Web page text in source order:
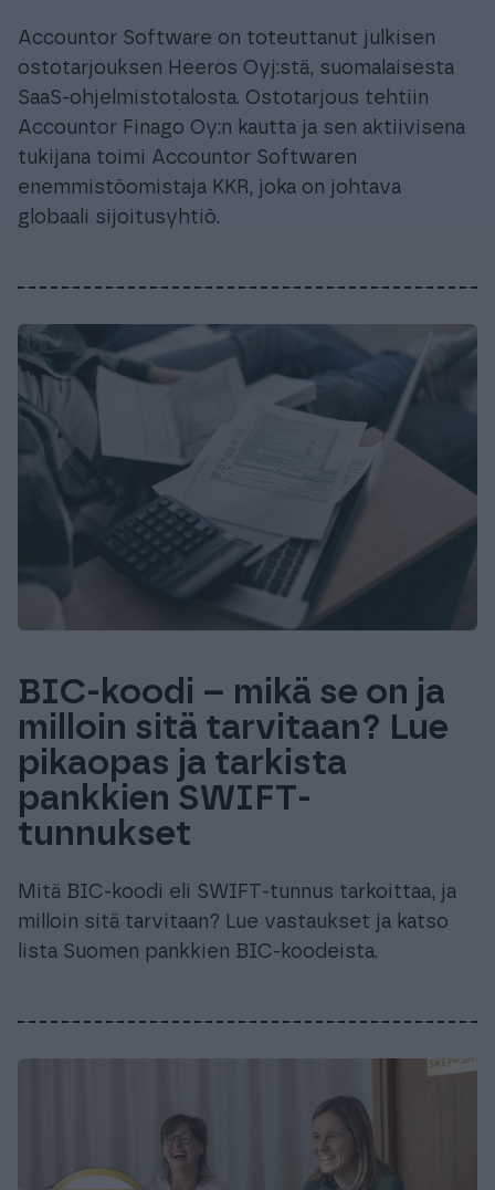
Accountor Software on toteuttanut julkisen
ostotarjouksen Heeros Oyj:stä, suomalaisesta
SaaS-ohjelmistotalosta. Ostotarjous tehtiin
Accountor Finago Oy:n kautta ja sen aktiivisena
tukijana toimi Accountor Softwaren
enemmistöomistaja KKR, joka on johtava
globaali sijoitusyhtiö.
BIC-koodi – mikä se on ja
milloin sitä tarvitaan? Lue
pikaopas ja tarkista
pankkien SWIFT-
tunnukset
Mitä BIC-koodi eli SWIFT-tunnus tarkoittaa, ja
milloin sitä tarvitaan? Lue vastaukset ja katso
lista Suomen pankkien BIC-koodeista.